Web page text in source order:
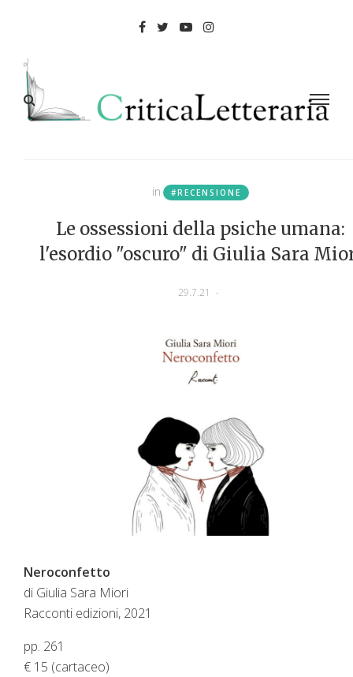
in #RECENSIONE
Le ossessioni della psiche umana:
l'esordio "oscuro" di Giulia Sara
29.7.21 -
Neroconfetto
di Giulia Sara Miori
Racconti edizioni, 2021
pp. 261
€ 15 (cartaceo)